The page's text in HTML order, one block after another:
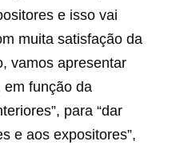
e isso vai
muita satisfação da
vamos apresentar
em função da
para “dar
e aos expositores”,